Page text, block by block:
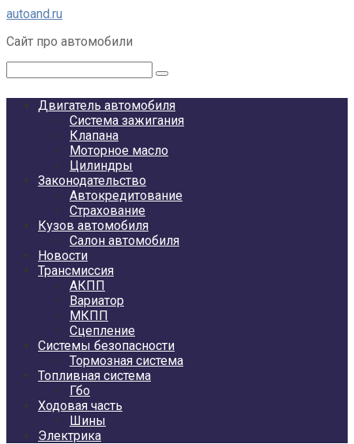
Перейти
контенту
autoand.ru
Сайт про автомобили
Двигатель автомобиля
Система зажигания
Клапана
Моторное масло
Цилиндры
Законодательство
Автокредитование
Страхование
Кузов автомобиля
Салон автомобиля
Новости
Трансмиссия
АКПП
Вариатор
МКПП
Сцепление
Системы безопасности
Тормозная система
Топливная система
Гбо
Ходовая часть
Шины
Электрика